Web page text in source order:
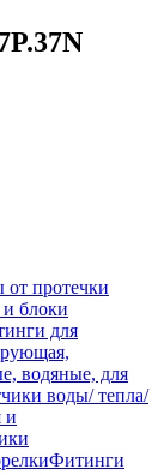
протечки
блоки
для
водяные, для
воды/ тепла/
и
Фитинги